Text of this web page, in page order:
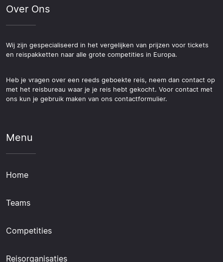
Over Ons
Wij zijn gespecialiseerd in het vergelijken van prijzen voor tickets
en reispakketten naar alle grote competities in Europa.
Heb je vragen over een reeds geboekte reis, neem dan contact op
met het reisbureau waar je je reis hebt gekocht. Voor contact met
ons kun je gebruik maken van ons contactformulier.
Menu
Home
Teams
Competities
Reisorganisaties